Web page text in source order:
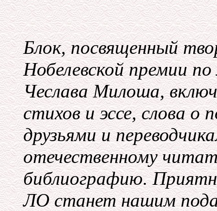
Блок, посвященный
Нобелевской премии
Чеслава Милоша,
стихов и эссе, слова о
друзьями и
отечественному
библиографию.
ЛО станет нашим